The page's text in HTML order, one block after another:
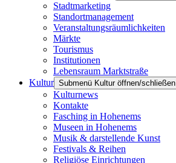
Stadtmarketing
Standortmanagement
Veranstaltungsräumlichkeiten
Märkte
Tourismus
Institutionen
Lebensraum Marktstraße
Kultur Submenü Kultur öffnen/schließen
Kulturnews
Kontakte
Fasching in Hohenems
Museen in Hohenems
Musik & darstellende Kunst
Festivals & Reihen
Religiöse Einrichtungen